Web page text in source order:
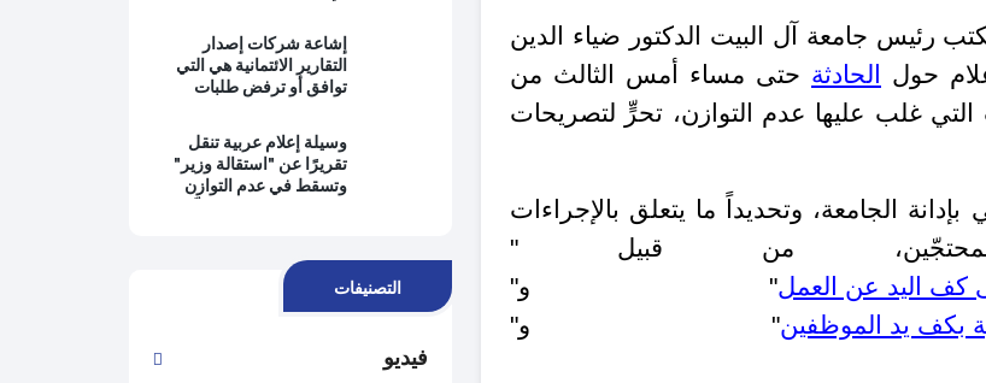
رئيس جامعة آل البيت الدكتور ضياء الدين
حول
الحادثة حتى مساء أمس الثالث من
التي غلب عليها عدم التوازن، تحرٍّ لتصريحات
الجامعة، وتحديداً ما يتعلق بالإجراءات
من قبيل "
" و"
بكف يد الموظفين" و"
إشاعة شركات إصدار
التقارير الائتمانية هي التي
توافق أو ترفض طلبات
وسيلة إعلام عربية تنقل
تقريرًا عن "استقالة وزير"
وتسقط في عدم التوازن
التصنيفات
فيديو